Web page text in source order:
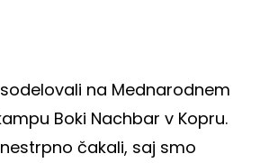
na Mednarodnem
Boki Nachbar v Kopru.
čakali, saj smo